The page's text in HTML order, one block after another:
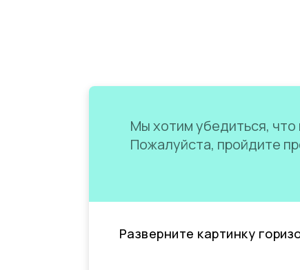
Мы хотим убедиться,
Пожалуйста, пройдите
Разверните картинку